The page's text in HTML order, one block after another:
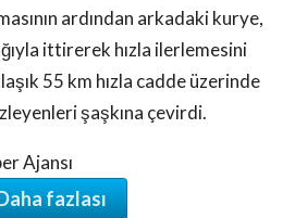
ardından arkadaki kurye,
ittirerek hızla ilerlemesini
55 km hızla cadde üzerinde
şaşkına çevirdi.
Ajansı
fazlası